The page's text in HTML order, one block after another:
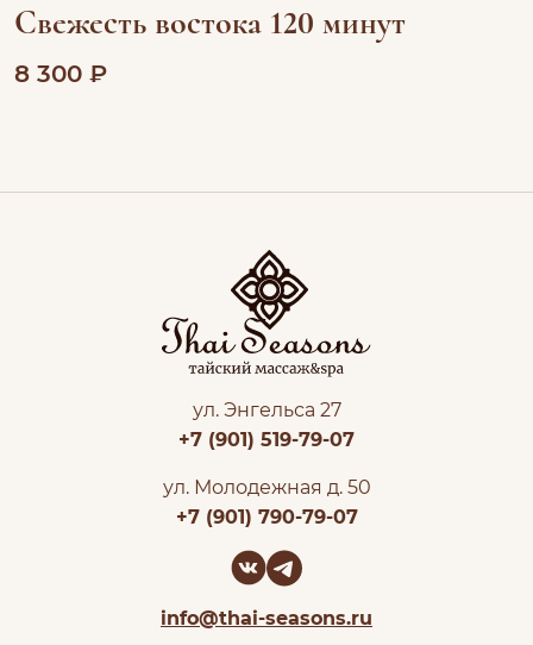
Свежесть востока 120 минут
8 300 ₽
ул. Энгельса 27
+7 (901) 519-79-07
ул. Молодежная д. 50
+7 (901) 790-79-07
info@thai-seasons.ru